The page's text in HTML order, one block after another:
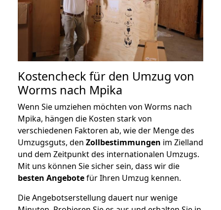
Kostencheck für den Umzug von
Worms nach Mpika
Wenn Sie umziehen möchten von Worms nach
Mpika, hängen die Kosten stark von
verschiedenen Faktoren ab, wie der Menge des
Umzugsguts, den Zollbestimmungen im Zielland
und dem Zeitpunkt des internationalen Umzugs.
Mit uns können Sie sicher sein, dass wir die
besten Angebotefür Ihren Umzug kennen.
Die Angebotserstellung dauert nur wenige